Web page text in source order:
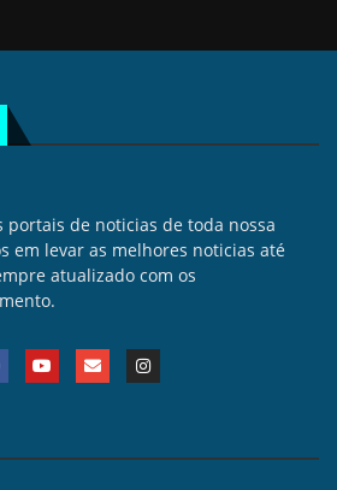
portais de noticias de toda nossa
em levar as melhores noticias até
atualizado com os